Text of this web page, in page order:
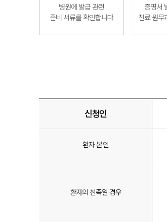
병원에 발급 관련
준비 서류를 확인합니다
증명서
진료 원무
신청인
환자 본인
환자의 친족일 경우